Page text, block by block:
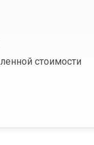
стоимости